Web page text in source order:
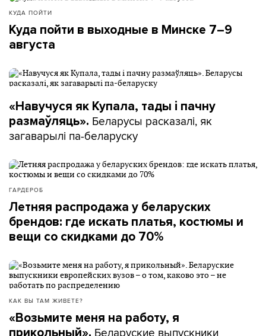
КУДА ПОЙТИ
Куда пойти в выходные в Минске 7–9
августа
«Навучуся як Купала, тады і пачну
размаўляць». Беларусы расказалі, як
загаварылі па-беларуску
ГАРДЕРОБ
Летняя распродажа у беларуских
брендов: где искать платья, костюмы и
вещи со скидками до 70%
КАК ВЫ ТАМ ЖИВЕТЕ?
«Возьмите меня на работу, я
прикольный». Беларуские выпускники